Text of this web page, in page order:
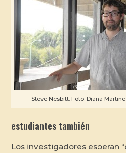
Steve Nesbitt. Foto: Diana
estudiantes también
Los investigadores esperan